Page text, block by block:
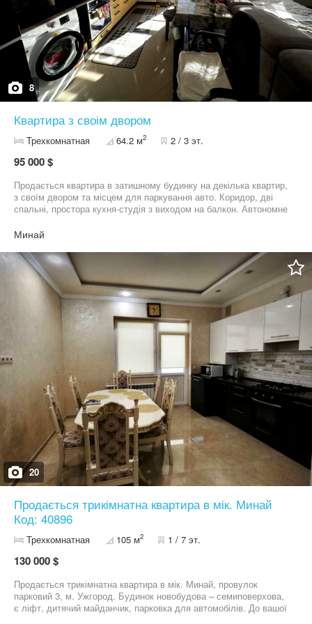
8
Квартира з своім двором
Трехкомнатная 64.2 м2 2 / 3 эт.
95 000 $
Продається квартира в затишному будинку на декілька квартир,
з своїм двором та місцем для паркування авто. Коридор, дві
спальні, простора кухня-студія з виходом на балкон. Автономне
Закритий двір з гарним озелененням. Поруч вся інфраструктура
Минай
20
Продається трикімнатна квартира в мік. Минай
Код: 40896
Трехкомнатная 105 м2 1 / 7 эт.
130 000 $
Продається трикімнатна квартира в мік. Минай, провулок
парковий 3, м. Ужгород. Будинок новобудова – семиповерхова,
є ліфт, дитячий майданчик, парковка для автомобілів. До вашої